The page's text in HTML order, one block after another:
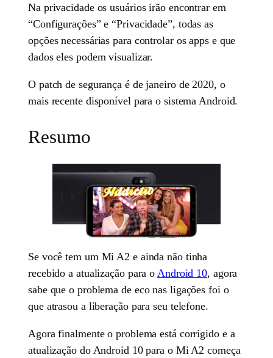
Na privacidade os usuários irão encontrar em
“Configurações” e “Privacidade”, todas as
opções necessárias para controlar os apps e que
dados eles podem visualizar.
O patch de segurança é de janeiro de 2020, o
mais recente disponível para o sistema Android.
Resumo
Se você tem um Mi A2 e ainda não tinha
recebido a atualização para oAndroid 10, agora
sabe que o problema de eco nas ligações foi o
que atrasou a liberação para seu telefone.
Agora finalmente o problema está corrigido e a
atualização do Android 10 para o Mi A2 começa